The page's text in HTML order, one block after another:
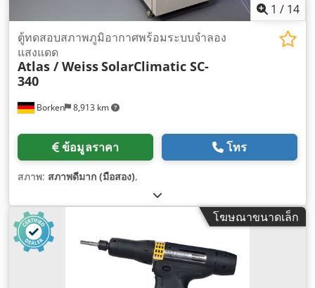
1 / 14
Borken 8,913 km
ตู้ทดสอบสภาพภูมิอากาศพร้อมระบบจำลอง
แสงแดด
Atlas / WeissSolarClimatic SC-
340
ข้อมูลราคา โทร
สภาพ: สภาพดีมาก (มือสอง),
โฆษณาขนาดเล็ก